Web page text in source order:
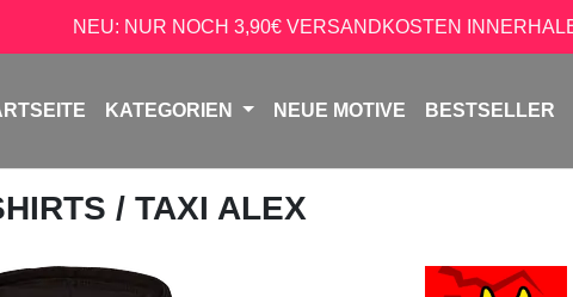
NEU: NUR NOCH 3,90€ VERSANDKOSTEN
KATEGORIEN NEUE MOTIVE BESTSELLER
/ TAXI ALEX